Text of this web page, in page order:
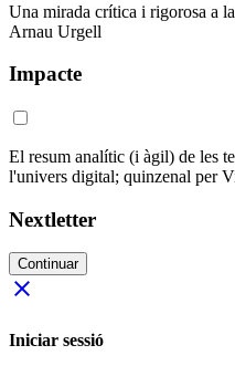
Una mirada crítica i rigorosa a
Arnau Urgell
Impacte
El resum analític (i àgil) de les
l'univers digital; quinzenal per
Nextletter
Continuar
close
Iniciar sessió